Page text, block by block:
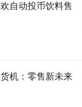
自动投币饮料售
机：零售新未来